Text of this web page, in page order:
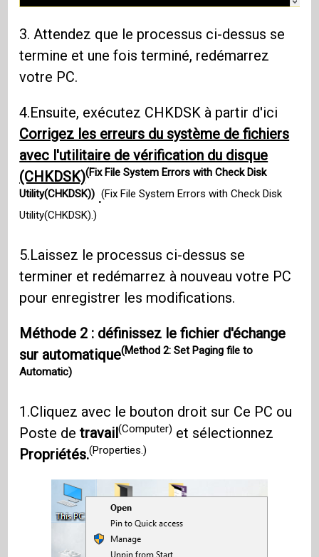
3. Attendez que le processus ci-dessus se
termine et une fois terminé, redémarrez
votre PC.
4.Ensuite, exécutez CHKDSK à partir d'ici
Corrigez les erreurs du système de fichiers
avec l'utilitaire de vérification du disque
(CHKDSK)(Fix File System Errors with Check Disk
Utility(CHKDSK)) .(Fix File System Errors with Check Disk
Utility(CHKDSK).)
5.Laissez le processus ci-dessus se
terminer et redémarrez à nouveau votre PC
pour enregistrer les modifications.
Méthode 2 : définissez le fichier d'échange
sur automatique(Method 2: Set Paging file to
Automatic)
1.Cliquez avec le bouton droit sur Ce PC ou
Poste detravail(Computer) et sélectionnez
Propriétés.(Properties.)